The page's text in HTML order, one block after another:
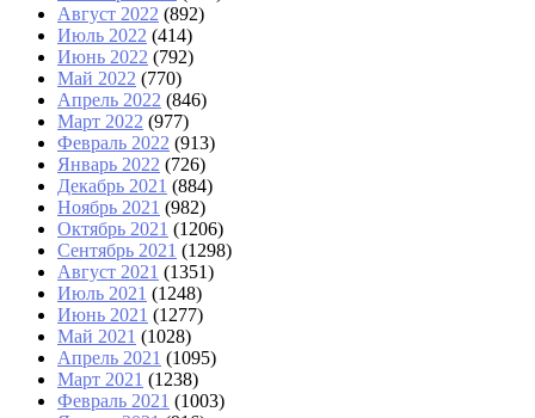
Август 2022 (892)
Июль 2022 (414)
Июнь 2022 (792)
Май 2022 (770)
Апрель 2022 (846)
Март 2022 (977)
Февраль 2022 (913)
Январь 2022 (726)
Декабрь 2021 (884)
Ноябрь 2021 (982)
Октябрь 2021 (1206)
Сентябрь 2021 (1298)
Август 2021 (1351)
Июль 2021 (1248)
Июнь 2021 (1277)
Май 2021 (1028)
Апрель 2021 (1095)
Март 2021 (1238)
Февраль 2021 (1003)